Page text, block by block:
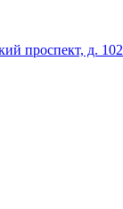
проспект, д. 102